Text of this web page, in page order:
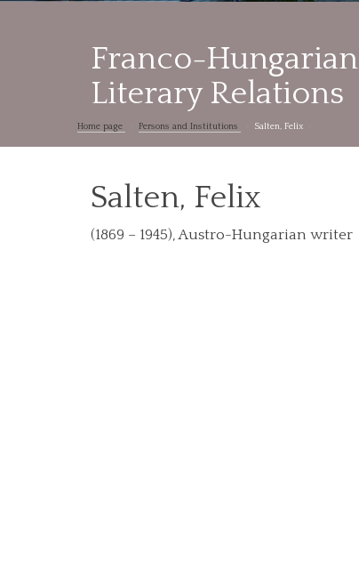
Franco-Hungarian
Literary Relations
Home page Persons and Institutions Salten, Felix
Salten, Felix
(1869 – 1945), Austro-Hungarian writer